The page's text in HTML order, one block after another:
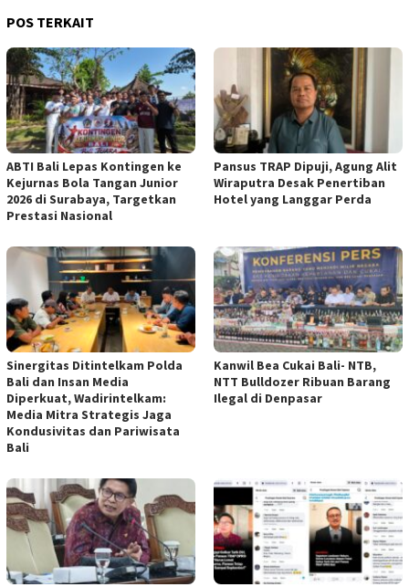
POS TERKAIT
ABTI Bali Lepas Kontingen ke
Kejurnas Bola Tangan Junior
2026 di Surabaya, Targetkan
Prestasi Nasional
Pansus TRAP Dipuji, Agung Alit
Wiraputra Desak Penertiban
Hotel yang Langgar Perda
Sinergitas Ditintelkam Polda
Bali dan Insan Media
Diperkuat, Wadirintelkam:
Media Mitra Strategis Jaga
Kondusivitas dan Pariwisata
Bali
Kanwil Bea Cukai Bali- NTB,
NTT Bulldozer Ribuan Barang
Ilegal di Denpasar